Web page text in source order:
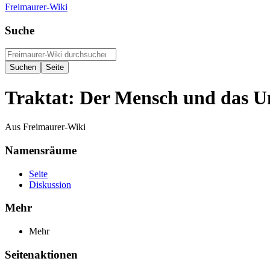
Freimaurer-Wiki
Suche
Traktat: Der Mensch und das
Aus Freimaurer-Wiki
Namensräume
Seite
Diskussion
Mehr
Mehr
Seitenaktionen